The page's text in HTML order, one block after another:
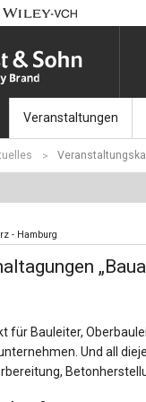
Kürze
Veranstaltungen
Münchener
Fachkonferenz
Symposium
- Hamburg
für Bauleiter,
Und all